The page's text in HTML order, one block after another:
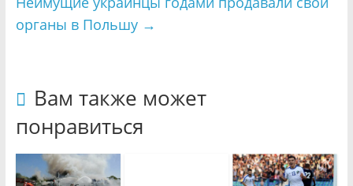
органы в Польшу →
Вам также может
понравиться